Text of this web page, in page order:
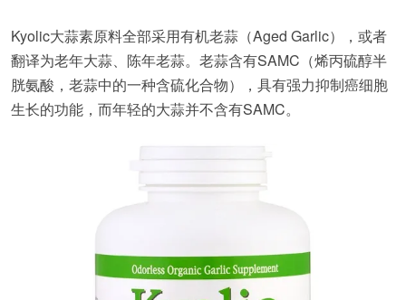
Kyolic大蒜素原料全部采用有机老蒜（Aged Garlic），或者
翻译为老年大蒜、陈年老蒜。老蒜含有SAMC（烯丙硫醇半
胱氨酸，老蒜中的一种含硫化合物），具有强力抑制癌细胞
生长的功能，而年轻的大蒜并不含有SAMC。